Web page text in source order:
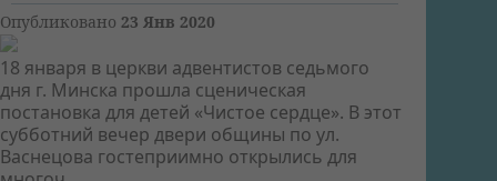
Опубликовано 23 Янв 2020
18 января в церкви адвентистов седьмого
дня г. Минска прошла сценическая
постановка для детей «Чистое сердце». В этот
субботний вечер двери общины по ул.
Васнецова гостеприимно открылись для